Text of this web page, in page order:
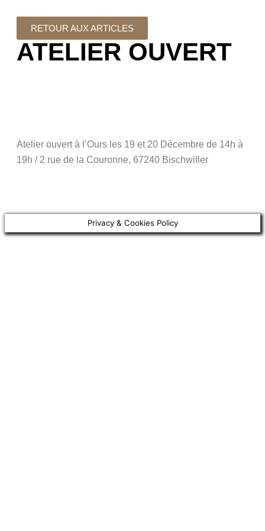
RETOUR AUX ARTICLES
ATELIER OUVERT
Atelier ouvert à l’Ours les 19 et 20 Décembre de 14h à
19h / 2 rue de la Couronne, 67240 Bischwiller
Privacy & Cookies Policy